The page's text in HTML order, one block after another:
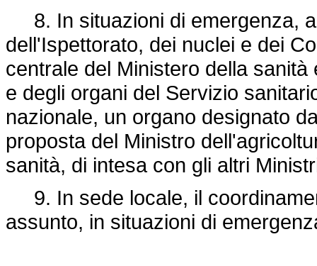
8. In situazioni di emergenza,
dell'Ispettorato, dei nuclei e dei
centrale del Ministero della
e degli organi del Servizio
nazionale, un organo designato
proposta del Ministro
sanità, di intesa con gli altri
9. In sede locale, il
assunto, in situazioni di